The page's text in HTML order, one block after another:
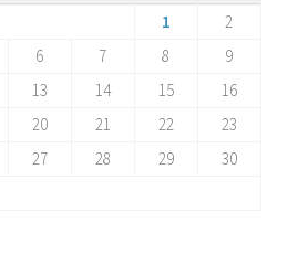
1
2
6 7 8
9
13 14 15
16
20 21 22
23
27 28 29
30